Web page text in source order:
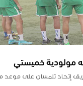
مولودية خميستي
إتحاد تلمسان على موعد